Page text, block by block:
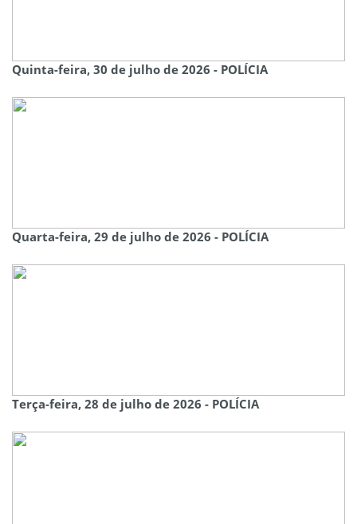
Quinta-feira, 30 de julho de 2026 - POLÍCIA
Quarta-feira, 29 de julho de 2026 - POLÍCIA
Terça-feira, 28 de julho de 2026 - POLÍCIA